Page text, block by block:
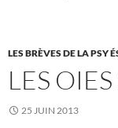
LES BRÈVES DE LA PSY
LES
25 JUIN 2013